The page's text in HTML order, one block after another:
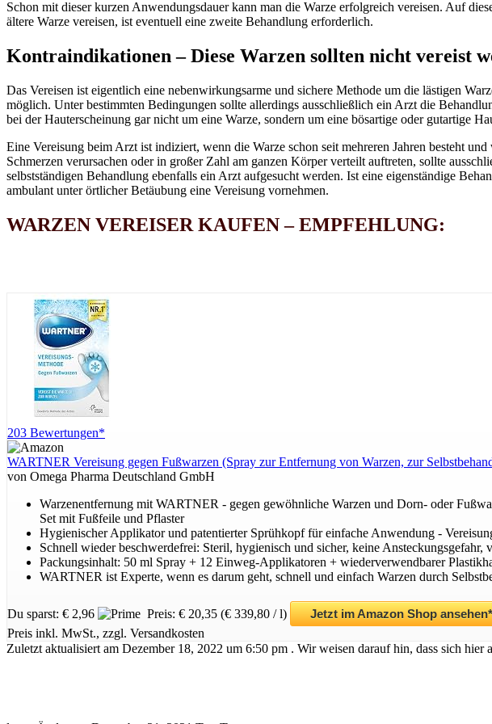
Schon mit dieser kurzen Anwendungsdauer kann man die Warze erfolgreich vereisen. Auf
ältere Warze vereisen, ist eventuell eine zweite Behandlung erforderlich.
Kontraindikationen – Diese Warzen sollten nicht vereist
Das Vereisen ist eigentlich eine nebenwirkungsarme und sichere Methode um die lästigen
möglich. Unter bestimmten Bedingungen sollte allerdings ausschließlich ein Arzt die
bei der Hauterscheinung gar nicht um eine Warze, sondern um eine bösartige oder gutartige
Eine Vereisung beim Arzt ist indiziert, wenn die Warze schon seit mehreren Jahren besteht
Schmerzen verursachen oder in großer Zahl am ganzen Körper verteilt auftreten, sollte
selbstständigen Behandlung ebenfalls ein Arzt aufgesucht werden. Ist eine eigenständige
ambulant unter örtlicher Betäubung eine Vereisung vornehmen.
WARZEN VEREISER KAUFEN – EMPFEHLUNG:
203 Bewertungen*
WARTNER Vereisung gegen Fußwarzen (Spray zur Entfernung von Warzen, zur
von Omega Pharma Deutschland GmbH
Warzenentfernung mit WARTNER - gegen gewöhnliche Warzen und Dorn- oder
Set mit Fußfeile und Pflaster
Hygienischer Applikator und patentierter Sprühkopf für einfache Anwendung -
Schnell wieder beschwerdefrei: Steril, hygienisch und sicher, keine
Packungsinhalt: 50 ml Spray + 12 Einweg-Applikatoren + wiederverwendbarer
WARTNER ist Experte, wenn es darum geht, schnell und einfach Warzen durch
Du sparst: € 2,96 Preis: € 20,35 (€ 339,80 / l)
Jetzt im Amazon Shop ansehen*
Preis inkl. MwSt., zzgl. Versandkosten
Zuletzt aktualisiert am Dezember 18, 2022 um 6:50 pm . Wir weisen darauf hin, dass sich